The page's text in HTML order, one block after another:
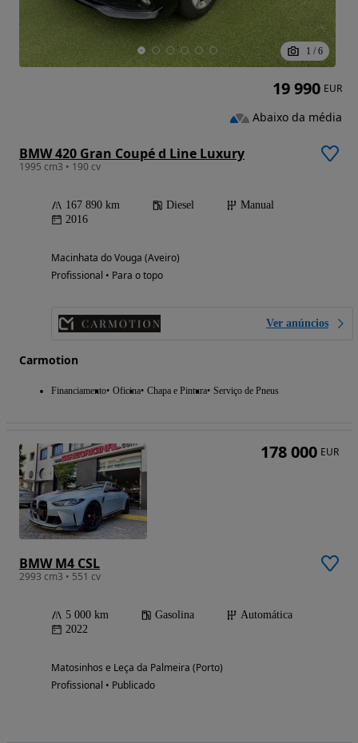
1 / 6
BMW 420 Gran Coupé d Line Luxury
1995 cm3 • 190 cv
167 890 km Diesel
Manual
2016
Macinhata do Vouga (Aveiro)
Profissional • Para o topo
Ver anúncios
Carmotion
Financiamento Oficina Chapa e Pintura Serviço de Pneus
19 990 EUR
Abaixo da média
BMW M4 CSL
2993 cm3 • 551 cv
5 000 km Gasolina
Automática
2022
Matosinhos e Leça da Palmeira (Porto)
Profissional • Publicado
178 000 EUR